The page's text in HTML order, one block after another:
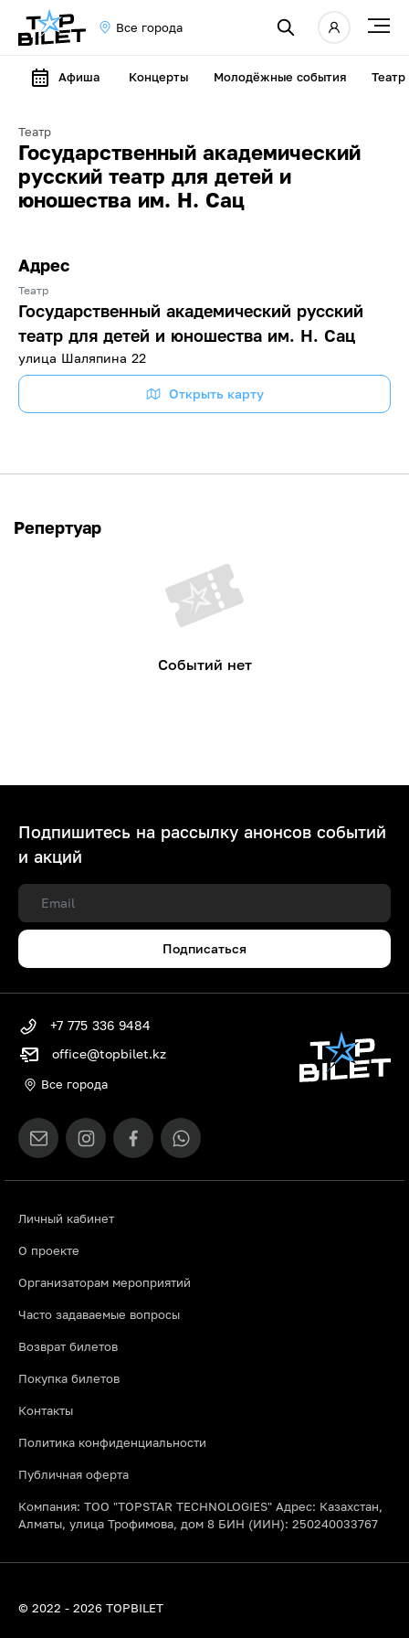
Все города
Афиша Концерты Молодёжные события Театр
Театр
Государственный академический
русский театр для детей и
юношества им. Н. Сац
Адрес
Театр
Государственный академический русский
театр для детей и юношества им. Н. Сац
улица Шаляпина 22
Открыть карту
Репертуар
Событий нет
Подпишитесь на рассылку анонсов событий
и акций
Подписаться
Личный кабинет
О проекте
Организаторам мероприятий
Часто задаваемые вопросы
Возврат билетов
Покупка билетов
Контакты
Политика конфиденциальности
Публичная оферта
Компания: ТОО "TOPSTAR TECHNOLOGIES" Адрес: Казахстан,
Алматы, улица Трофимова, дом 8 БИН (ИИН): 250240033767
+7 775 336 9484
office@topbilet.kz
Все города
© 2022 - 2026 TOPBILET